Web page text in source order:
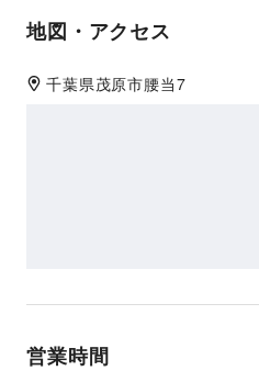
地図・アクセス
千葉県茂原市腰当7
営業時間